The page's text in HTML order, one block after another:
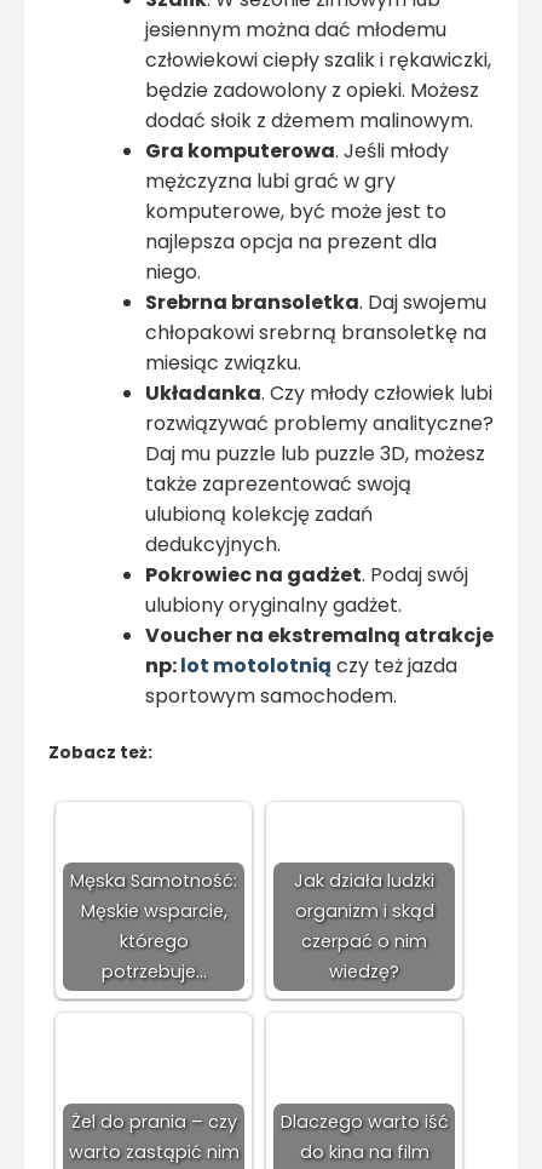
jesiennym można dać młodemu
człowiekowi ciepły szalik i rękawiczki,
będzie zadowolony z opieki. Możesz
dodać słoik z dżemem malinowym.
Gra komputerowa. Jeśli młody
mężczyzna lubi grać w gry
komputerowe, być może jest to
najlepsza opcja na prezent dla
niego.
Srebrna bransoletka. Daj swojemu
chłopakowi srebrną bransoletkę na
miesiąc związku.
Układanka. Czy młody człowiek lubi
rozwiązywać problemy analityczne?
Daj mu puzzle lub puzzle 3D, możesz
także zaprezentować swoją
ulubioną kolekcję zadań
dedukcyjnych.
Pokrowiec na gadżet. Podaj swój
ulubiony oryginalny gadżet.
Voucher na ekstremalną atrakcje
np:lot motolotnią czy też jazda
sportowym samochodem.
Zobacz też:
Męska Samotność:
Męskie wsparcie,
którego
potrzebuje…
Jak działa ludzki
organizm i skąd
czerpać o nim
wiedzę?
Żel do prania – czy
warto zastąpić nim
Dlaczego warto iść
do kina na film